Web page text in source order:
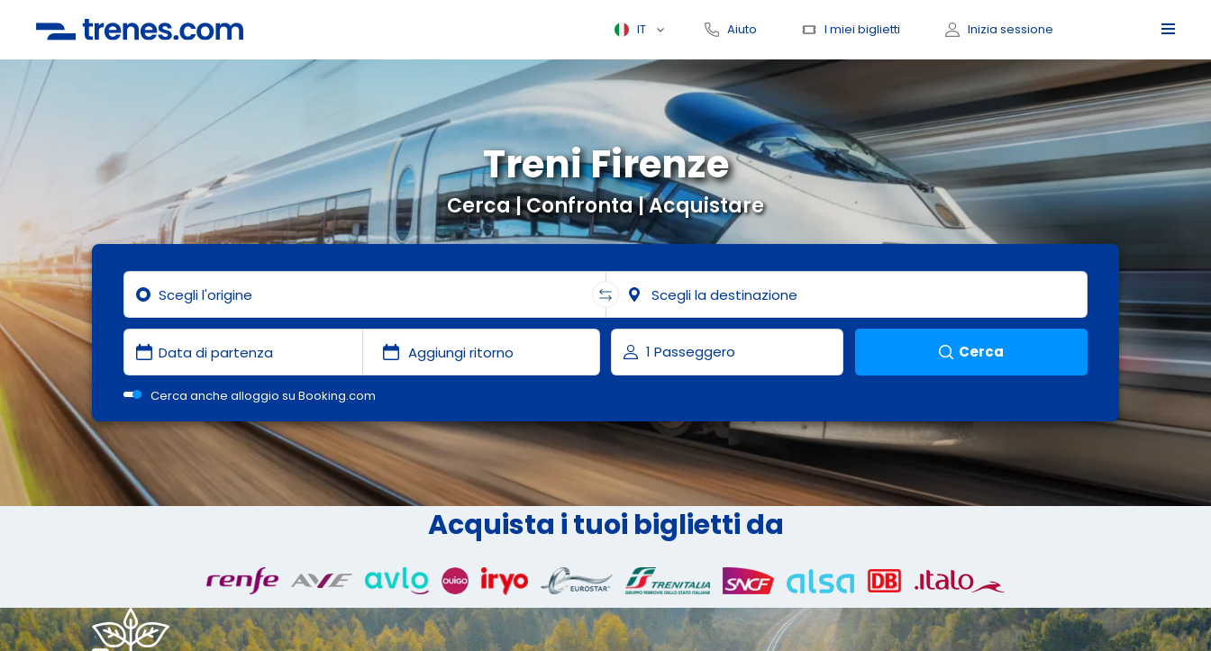
IT Aiuto I miei biglietti Inizia sessione
Cerca | Confronta | Acquistare
Treni Firenze
Cerca
Cerca anche alloggio su Booking.com
Acquista i tuoi biglietti da